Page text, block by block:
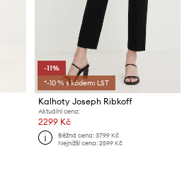
-11%
*-10 % s kódem: LST
Kalhoty Joseph Ribkoff
Aktuální cena:
2299 Kč
Běžná cena:3799 Kč
Nejnižší cena:2599 Kč